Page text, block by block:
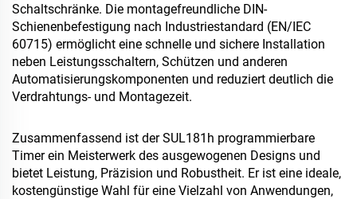
Schaltschränke. Die montagefreundliche DIN-
Schienenbefestigung nach Industriestandard (EN/IEC
60715) ermöglicht eine schnelle und sichere Installation
neben Leistungsschaltern, Schützen und anderen
Automatisierungskomponenten und reduziert deutlich die
Verdrahtungs- und Montagezeit.
Zusammenfassend ist der SUL181h programmierbare
Timer ein Meisterwerk des ausgewogenen Designs und
bietet Leistung, Präzision und Robustheit. Er ist eine ideale,
kostengünstige Wahl für eine Vielzahl von Anwendungen,